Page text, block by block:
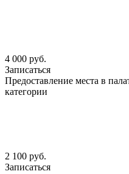
4 000 руб.
Записаться
Предоставление места в
категории
2 100 руб.
Записаться